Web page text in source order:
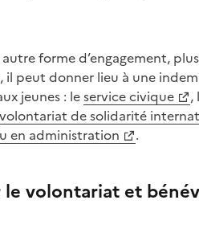
forme d’engagement,
peut donner lieu à une
jeunes : leservice civique ,
volontariat de solidarité
en administration
.
le volontariat et